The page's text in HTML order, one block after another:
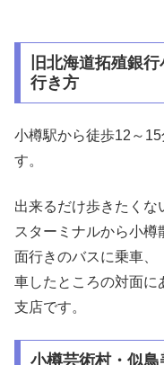
旧北海道拓殖銀
行き方
小樽駅から徒歩12～
す。
出来るだけ歩きたく
スターミナルから小
面行きのバスに乗車、
車したところの対面に
支店です。
小樽芸術村・似